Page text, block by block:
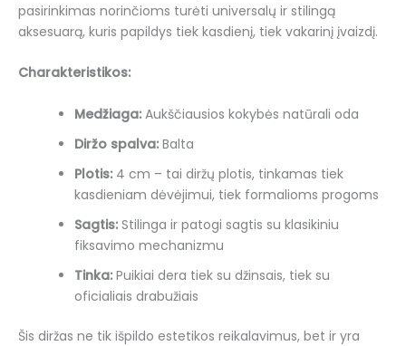
pasirinkimas norinčioms turėti universalų ir stilingą
aksesuarą, kuris papildys tiek kasdienį, tiek vakarinį įvaizdį.
Charakteristikos:
Medžiaga: Aukščiausios kokybės natūrali oda
Diržo spalva: Balta
Plotis: 4 cm – tai diržų plotis, tinkamas tiek
kasdieniam dėvėjimui, tiek formalioms progoms
Sagtis: Stilinga ir patogi sagtis su klasikiniu
fiksavimo mechanizmu
Tinka: Puikiai dera tiek su džinsais, tiek su
oficialiais drabužiais
Šis diržas ne tik išpildo estetikos reikalavimus, bet ir yra